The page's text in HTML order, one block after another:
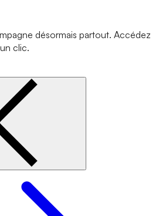
désormais partout. Accédez
clic.